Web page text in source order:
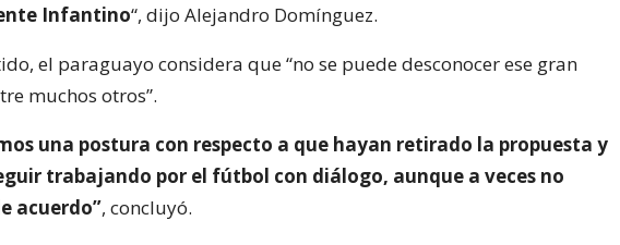
Infantino“, dijo Alejandro Domínguez.
el paraguayo considera que “no se puede desconocer ese gran
muchos otros”.
una postura con respecto a que hayan retirado la propuesta y
trabajando por el fútbol con diálogo, aunque a veces no
acuerdo”, concluyó.